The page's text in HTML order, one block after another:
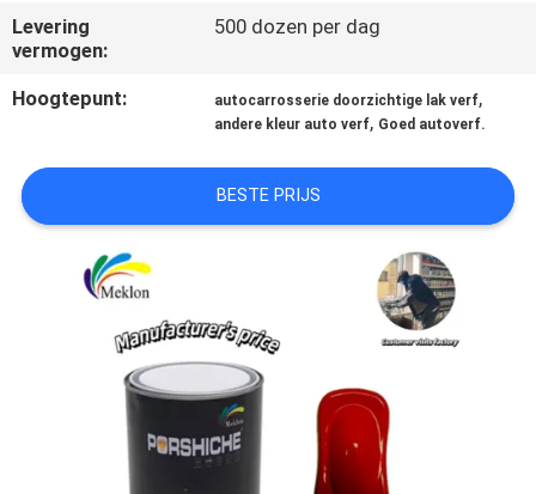
VRAAG
EEN
OFFERTE
SITEMAP
PRIVACYBELEID
Levering
vermogen:
500 dozen per dag
Hoogtepunt: autocarrosserie doorzichtige lak verf,
andere kleur auto verf, Goed autoverf.
BESTE PRIJS